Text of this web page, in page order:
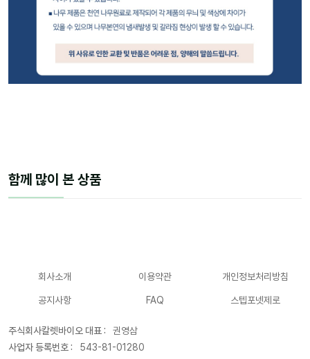
함께 많이 본 상품
회사소개 이용약관 개인정보처리방침
공지사항 FAQ 스텝포넷제로
주식회사칼렛바이오 대표 :
권영삼
사업자 등록번호 :
543-81-01280